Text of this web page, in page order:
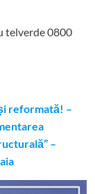
telverde 0800
reformată! –
–